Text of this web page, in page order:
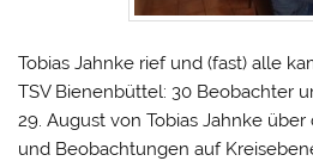
Tobias Jahnke rief und (fast) alle
TSV Bienenbüttel: 30 Beobachter
29. August von Tobias Jahnke
und Beobachtungen auf